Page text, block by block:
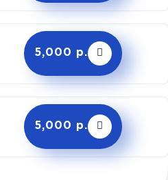
5,000 р.
5,000 р.